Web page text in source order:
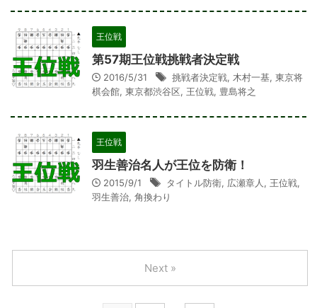
王位戦
第57期王位戦挑戦者決定戦
2016/5/31 挑戦者決定戦, 木村一基, 東京将
棋会館, 東京都渋谷区, 王位戦, 豊島将之
王位戦
羽生善治名人が王位を防衛！
2015/9/1 タイトル防衛, 広瀬章人 , 王位戦,
羽生善治, 角換わり
Next »